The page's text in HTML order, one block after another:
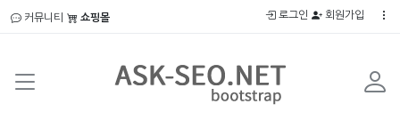
커뮤니티 쇼핑몰 로그인 회원가입